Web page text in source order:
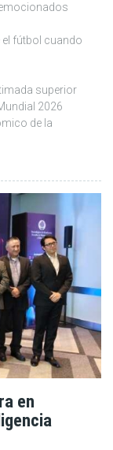
el fútbol cuando
superior
2026
de la
en